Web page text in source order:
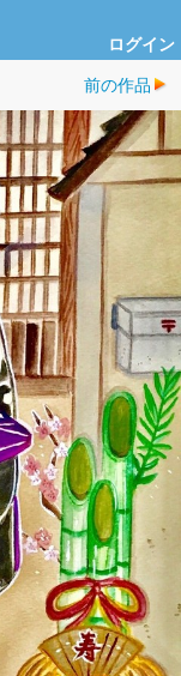
ログイン
前の作品